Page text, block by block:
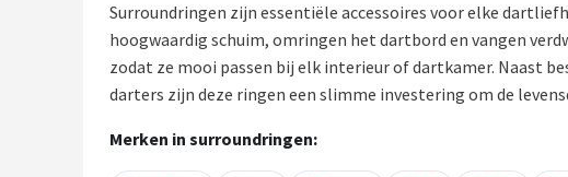
Toernooien
Spelregels
Uitgooilijst
Surroundringen zijn essentiële accessoires voor elke
hoogwaardig schuim, omringen het dartbord en vangen
zodat ze mooi passen bij elk interieur of dartkamer. Naast
darters zijn deze ringen een slimme investering om de
Merken in surroundringen: